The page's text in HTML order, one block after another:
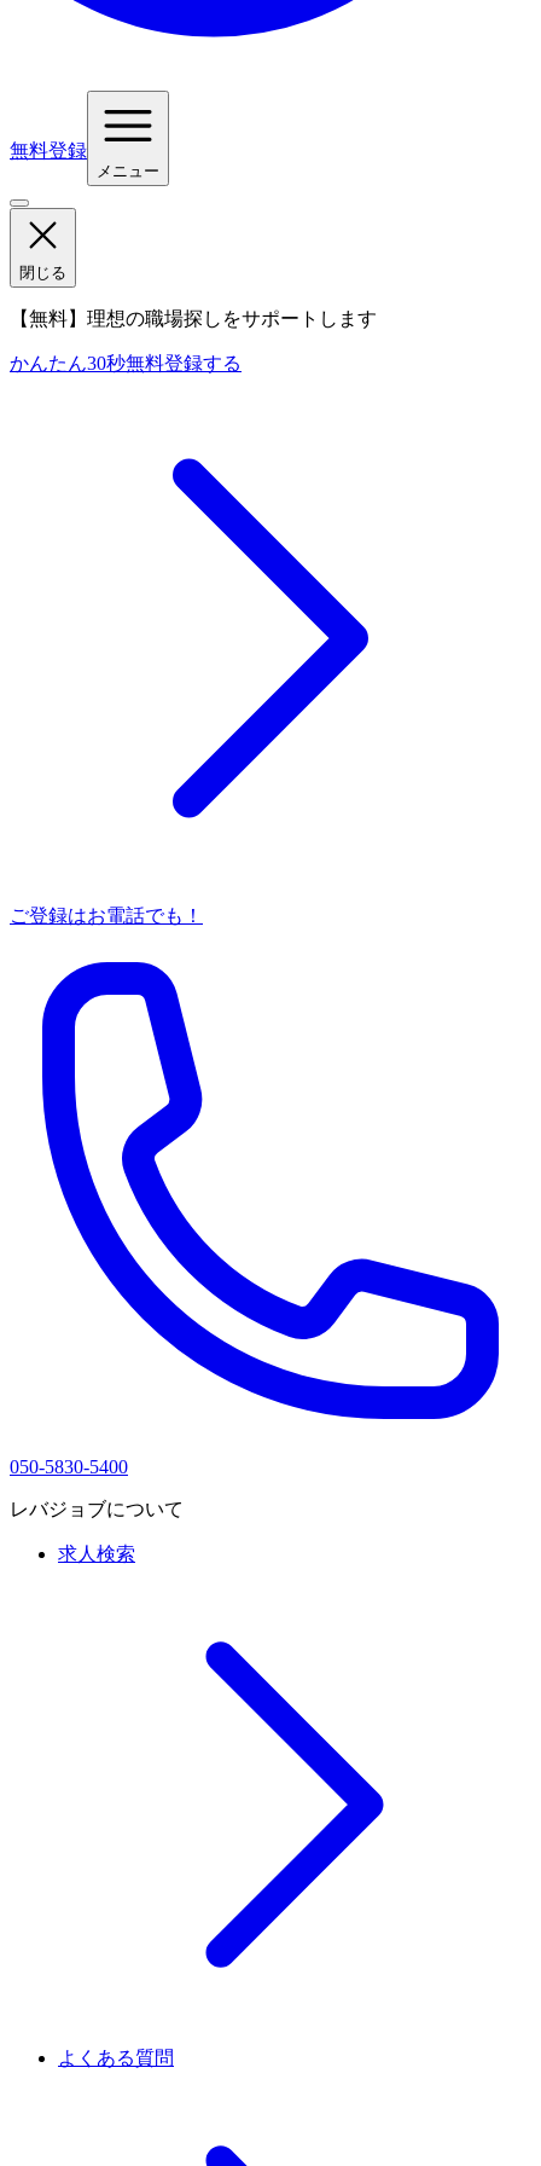
無料登録
メニュー
閉じる
【無料】理想の職場探しをサポートします
かんたん30秒無料登録する
ご登録はお電話でも！
050-5830-5400
レバジョブについて
求人検索
よくある質問